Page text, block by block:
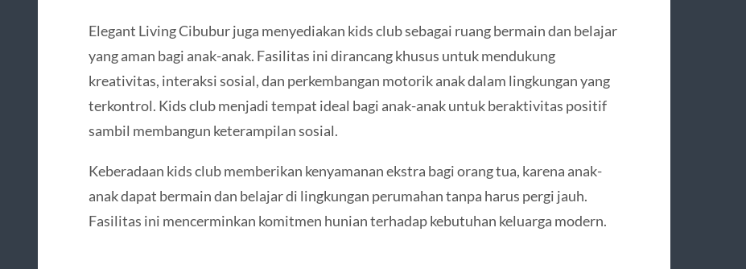
Elegant Living Cibubur juga menyediakan kids club sebagai ruang bermain dan belajar
yang aman bagi anak-anak. Fasilitas ini dirancang khusus untuk mendukung
kreativitas, interaksi sosial, dan perkembangan motorik anak dalam lingkungan yang
terkontrol. Kids club menjadi tempat ideal bagi anak-anak untuk beraktivitas positif
sambil membangun keterampilan sosial.
Keberadaan kids club memberikan kenyamanan ekstra bagi orang tua, karena anak-
anak dapat bermain dan belajar di lingkungan perumahan tanpa harus pergi jauh.
Fasilitas ini mencerminkan komitmen hunian terhadap kebutuhan keluarga modern.